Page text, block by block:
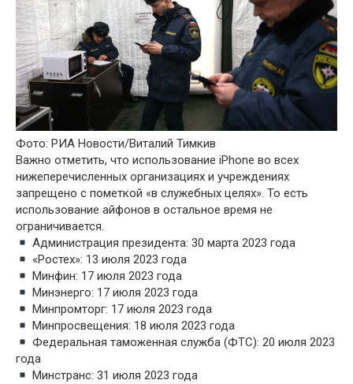
Фото: РИА Новости/Виталий Тимкив
Важно отметить, что использование iPhone во всех
нижеперечисленных организациях и учреждениях
запрещено с пометкой «в служебных целях». То есть
использование айфонов в остальное время не
ограничивается.
Администрация президента: 30 марта 2023 года
«Ростех»: 13 июля 2023 года
Минфин: 17 июля 2023 года
Минэнерго: 17 июля 2023 года
Минпромторг: 17 июля 2023 года
Минпросвещения: 18 июля 2023 года
Федеральная таможенная служба (ФТС): 20 июля 2023
года
Минстранс: 31 июля 2023 года